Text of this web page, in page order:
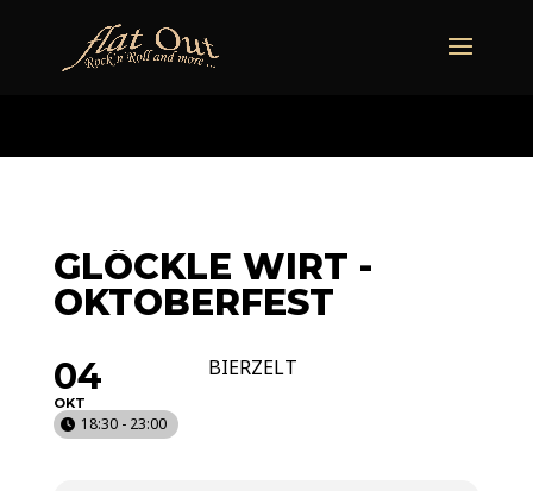
GLÖCKLE WIRT -
OKTOBERFEST
04
OKT
18:30 - 23:00
BIERZELT